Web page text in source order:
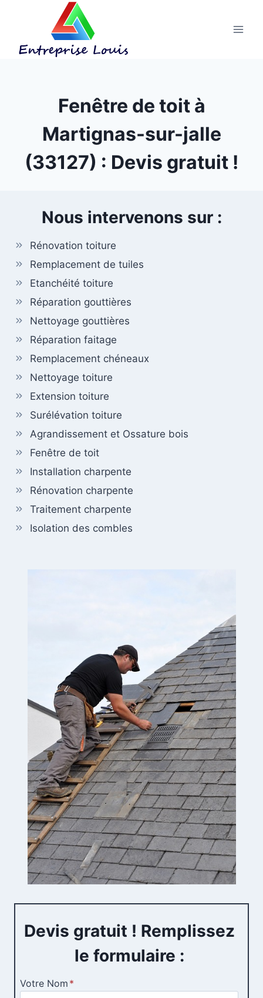
Fenêtre de toit à
Martignas-sur-jalle
(33127) : Devis gratuit !
Nous intervenons sur :
Rénovation toiture
Remplacement de tuiles
Etanchéité toiture
Réparation gouttières
Nettoyage gouttières
Réparation faitage
Remplacement chéneaux
Nettoyage toiture
Extension toiture
Surélévation toiture
Agrandissement et Ossature bois
Fenêtre de toit
Installation charpente
Rénovation charpente
Traitement charpente
Isolation des combles
Devis gratuit ! Remplissez
le formulaire :
Votre Nom *